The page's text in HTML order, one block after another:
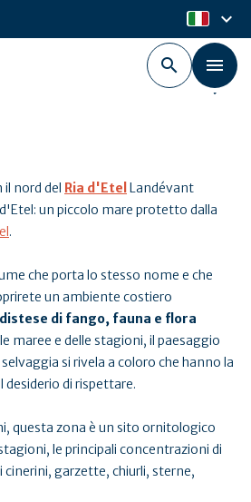
it
keyboard_arrow_down
nord del Ria d'Etel Landévant
un piccolo mare protetto dalla
.
che porta lo stesso nome e che
un ambiente costiero
di fango, fauna e flora
maree e delle stagioni, il paesaggio
si rivela a coloro che hanno la
desiderio di rispettare.
questa zona è un sito ornitologico
le principali concentrazioni di
cinerini, garzette, chiurli, sterne,